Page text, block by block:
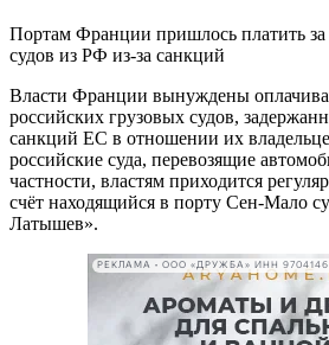
Портам Франции пришлось платить за
судов из РФ из-за санкций
Власти Франции вынуждены
российских грузовых судов,
санкций ЕС в отношении их
российские суда, перевозящие
частности, властям приходится
счёт находящийся в порту Сен-Мало
Латышев».
РЕКЛАМА • ООО «ДРУЖБА» ИНН